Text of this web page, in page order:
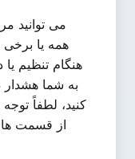
می توانید
همه یا برخی
هنگام تنظیم
به شما هشدار
کنید، لطفاً
از قسمت